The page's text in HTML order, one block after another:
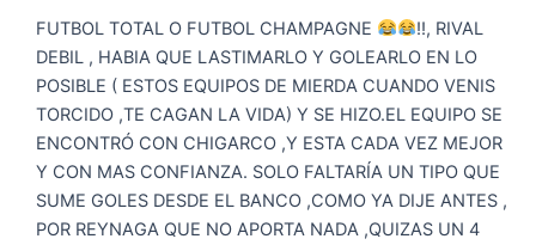
FUTBOL TOTAL O FUTBOL CHAMPAGNE
!!, RIVAL
DEBIL , HABIA QUE LASTIMARLO Y GOLEARLO EN LO
POSIBLE ( ESTOS EQUIPOS DE MIERDA CUANDO VENIS
TORCIDO ,TE CAGAN LA VIDA) Y SE HIZO.EL EQUIPO SE
ENCONTRÓ CON CHIGARCO ,Y ESTA CADA VEZ MEJOR
Y CON MAS CONFIANZA. SOLO FALTARÍA UN TIPO QUE
SUME GOLES DESDE EL BANCO ,COMO YA DIJE ANTES ,
POR REYNAGA QUE NO APORTA NADA ,QUIZAS UN 4